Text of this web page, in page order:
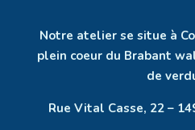
Notre atelier se situe à
plein coeur du Brabant
de
Rue Vital Casse, 22 –